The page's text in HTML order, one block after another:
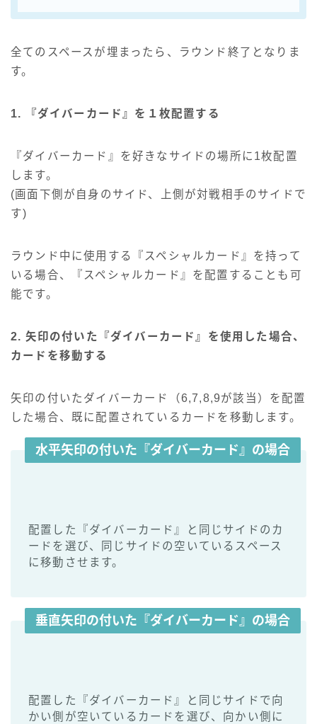
全てのスペースが埋まったら、ラウンド終了となりま
す。
1. 『ダイバーカード』を１枚配置する
『ダイバーカード』を好きなサイドの場所に1枚配置
します。
(画面下側が自身のサイド、上側が対戦相手のサイドで
す)
ラウンド中に使用する『スペシャルカード』を持って
いる場合、『スペシャルカード』を配置することも可
能です。
2. 矢印の付いた『ダイバーカード』を使用した場合、
カードを移動する
矢印の付いたダイバーカード（6,7,8,9が該当）を配置
した場合、既に配置されているカードを移動します。
水平矢印の付いた『ダイバーカード』の場合
配置した『ダイバーカード』と同じサイドのカ
ードを選び、同じサイドの空いているスペース
に移動させます。
垂直矢印の付いた『ダイバーカード』の場合
配置した『ダイバーカード』と同じサイドで向
かい側が空いているカードを選び、向かい側に